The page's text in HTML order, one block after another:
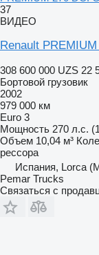
37
ВИДЕО
Renault
308 600 000 UZS 22
Бортовой грузовик
2002
979 000 км
Euro 3
Мощность 270 л.с.
Объем 10,04 м³
рессора
Испания, Lorca
Pemar Trucks
Связаться с